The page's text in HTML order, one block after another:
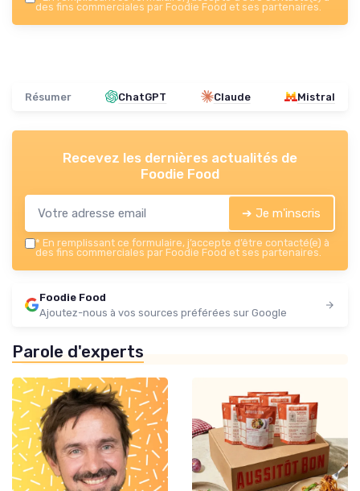
des fins commerciales par Foodie Food et ses partenaires.
Résumer ChatGPT Claude Mistral
Recevez les dernières actualités de
Foodie Food
➔ Je m'inscris
* En remplissant ce formulaire, j’accepte d’être contacté(e) à
des fins commerciales par Foodie Food et ses partenaires.
Foodie Food
Ajoutez-nous à vos sources préférées sur Google
Parole d'experts